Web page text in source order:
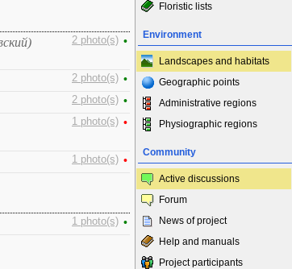
2 photo(s) •
2 photo(s) •
2 photo(s) •
1 photo(s) •
1 photo(s) •
1 photo(s) •
Floristic lists
Environment
Landscapes and habitats
Geographic points
Administrative regions
Physiographic regions
Community
Active discussions
Forum
News of project
Help and manuals
Project participants